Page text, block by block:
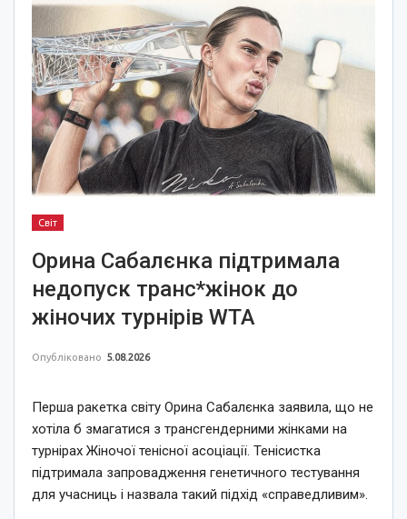
Світ
Орина Сабалєнка підтримала
недопуск транс*жінок до
жіночих турнірів WTA
Опубліковано 5.08.2026
Перша ракетка світу Орина Сабалєнка заявила, що не
хотіла б змагатися з трансгендерними жінками на
турнірах Жіночої тенісної асоціації. Тенісистка
підтримала запровадження генетичного тестування
для учасниць і назвала такий підхід «справедливим».